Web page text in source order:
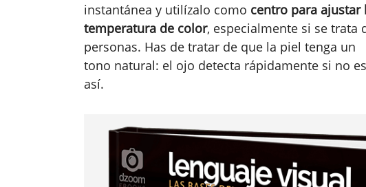
instantánea y utilízalo como centro para ajustar
temperatura de color, especialmente si se trata
personas. Has de tratar de que la piel tenga un
tono natural: el ojo detecta rápidamente si no es
así.